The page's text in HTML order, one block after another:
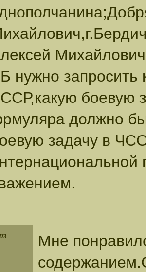
нужно запросить
боевую
должно
задачу в
Мне